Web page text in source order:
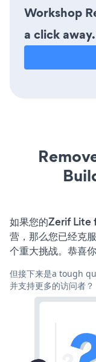
Workshop
a click away.
如果您的Zerif Lite
营，那么您已经克
个重大挑战。恭喜你
但接下来是a tough
并支持更多的访问者？